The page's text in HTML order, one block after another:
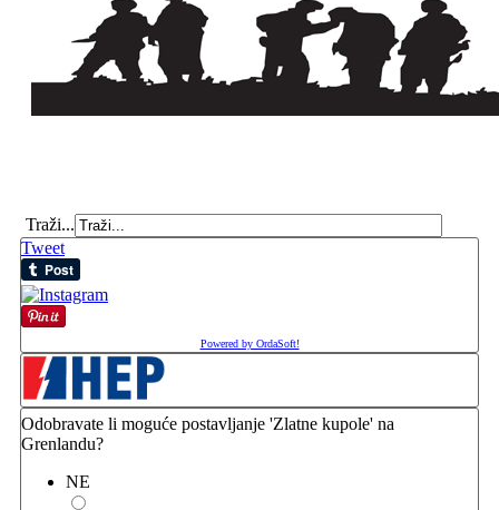
Traži...
Tweet
Powered by OrdaSoft!
Odobravate li moguće postavljanje 'Zlatne kupole' na
Grenlandu?
NE